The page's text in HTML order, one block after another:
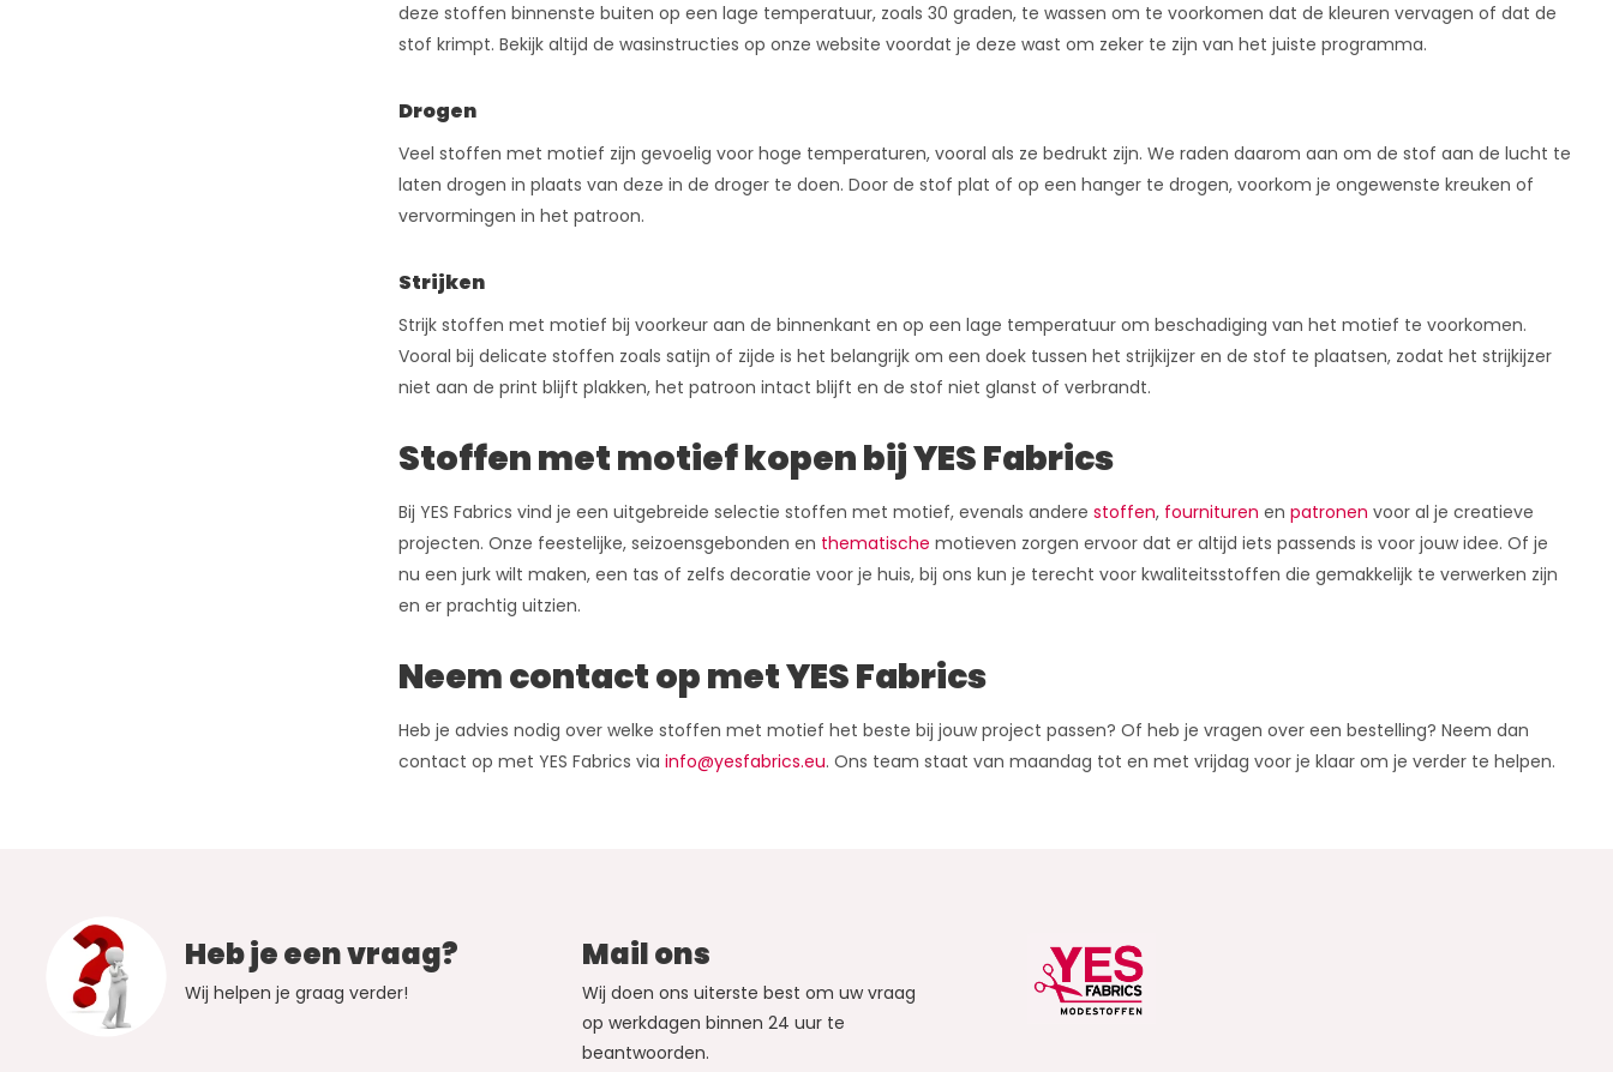
deze stoffen binnenste buiten op een lage temperatuur, zoals 30 graden, te wassen om te voorkomen dat de kleuren vervagen of dat de
stof krimpt. Bekijk altijd de wasinstructies op onze website voordat je deze wast om zeker te zijn van het juiste programma.
Drogen
Veel stoffen met motief zijn gevoelig voor hoge temperaturen, vooral als ze bedrukt zijn. We raden daarom aan om de stof aan de lucht te
laten drogen in plaats van deze in de droger te doen. Door de stof plat of op een hanger te drogen, voorkom je ongewenste kreuken of
vervormingen in het patroon.
Strijken
Strijk stoffen met motief bij voorkeur aan de binnenkant en op een lage temperatuur om beschadiging van het motief te voorkomen.
Vooral bij delicate stoffen zoals satijn of zijde is het belangrijk om een doek tussen het strijkijzer en de stof te plaatsen, zodat het strijkijzer
niet aan de print blijft plakken, het patroon intact blijft en de stof niet glanst of verbrandt.
Stoffen met motief kopen bij YES Fabrics
Bij YES Fabrics vind je een uitgebreide selectie stoffen met motief, evenals andere stoffen, fournituren en patronen voor al je creatieve
projecten. Onze feestelijke, seizoensgebonden en thematische motieven zorgen ervoor dat er altijd iets passends is voor jouw idee. Of je
nu een jurk wilt maken, een tas of zelfs decoratie voor je huis, bij ons kun je terecht voor kwaliteitsstoffen die gemakkelijk te verwerken zijn
en er prachtig uitzien.
Neem contact op met YES Fabrics
Heb je advies nodig over welke stoffen met motief het beste bij jouw project passen? Of heb je vragen over een bestelling? Neem dan
contact op met YES Fabrics via info@yesfabrics.eu. Ons team staat van maandag tot en met vrijdag voor je klaar om je verder te helpen.
Heb je een vraag?
Wij helpen je graag verder!
Mail ons
Wij doen ons uiterste best om uw vraag
op werkdagen binnen 24 uur te
beantwoorden.